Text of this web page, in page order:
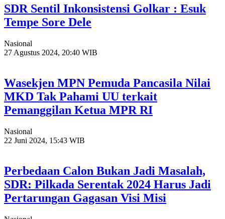
SDR Sentil Inkonsistensi Golkar : Esuk
Tempe Sore Dele
Nasional
27 Agustus 2024, 20:40 WIB
Wasekjen MPN Pemuda Pancasila Nilai
MKD Tak Pahami UU terkait
Pemanggilan Ketua MPR RI
Nasional
22 Juni 2024, 15:43 WIB
Perbedaan Calon Bukan Jadi Masalah,
SDR: Pilkada Serentak 2024 Harus Jadi
Pertarungan Gagasan Visi Misi